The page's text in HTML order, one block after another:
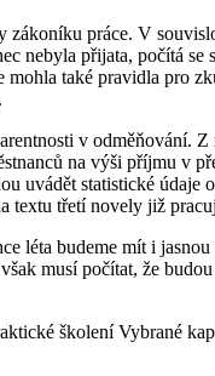
práce. V
nebyla přijata, počítá
také pravidla pro
v odměňování.
na výši příjmu v
uvádět statistické údaje
textu třetí novely již
léta budeme mít i jasnou
musí počítat, že
školení Vybrané